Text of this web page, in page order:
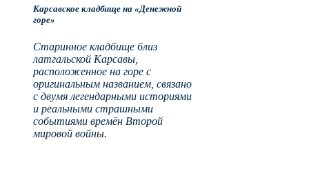
Карсавское кладбище на «Денежной
горе»
Старинное кладбище близ
латгальской Карсавы,
расположенное на горе с
оригинальным названием, связано
с двумя легендарными историями
и реальными страшными
событиями времён Второй
мировой войны.